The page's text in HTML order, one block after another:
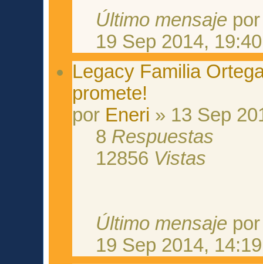
Último mensaje
19 Sep 2014, 19:40
Legacy Familia
promete!
por Eneri » 13 Sep
8 Respuestas
12856 Vistas
Último mensaje
19 Sep 2014, 14:19